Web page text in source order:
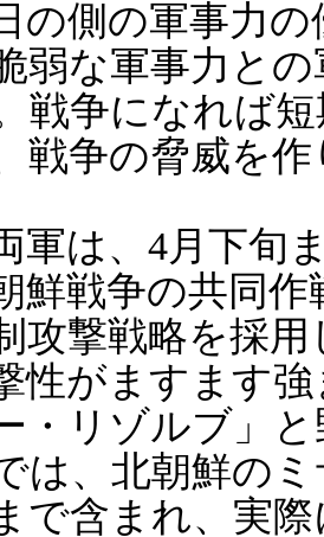
の側の軍事力の
弱な軍事力と
戦争になれば
戦争の脅威を
軍は、4月下旬
鮮戦争の共同作
攻撃戦略を採
性がますます
・リゾルブ」
は、北朝鮮の
で含まれ、実